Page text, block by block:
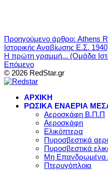
Προηγούμενο άρθρο: Athens
Ιστορικής Αναβίωσης Ε.Σ.
Η πρώτη γραμμή... (Ομάδα
Επόμενο
© 2026 RedStar.gr
ΑΡΧΙΚΗ
ΡΩΣΙΚΑ ΕΝΑΕΡΙΑ
Αεροσκάφη Β.Π.Π
Αεροσκάφη
Ελικόπτερα
Πυροσβεστικά
Πυροσβεστικά
Μη Επανδρωμένα
Πτερυγόπλοια